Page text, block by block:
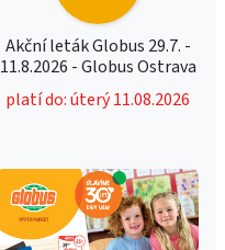
Akční leták Globus 29.7. -
11.8.2026 - Globus Ostrava
platí do: úterý 11.08.2026